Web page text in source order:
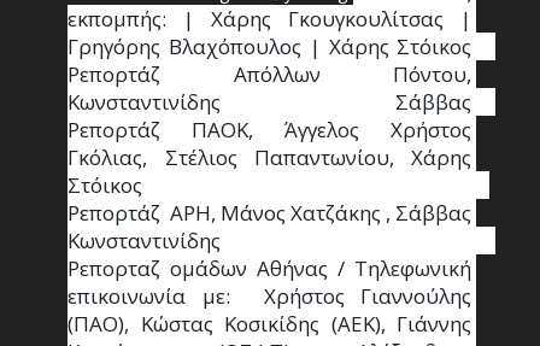
εκπομπής: | Χάρης Γκουγκουλίτσας |
Γρηγόρης Βλαχόπουλος | Χάρης Στόικος
Ρεπορτάζ Απόλλων Πόντου,
Κωνσταντινίδης   Σάββας
Ρεπορτάζ ΠΑΟΚ, Άγγελος Χρήστος
Γκόλιας, Στέλιος Παπαντωνίου, Χάρης
Στόικος
Ρεπορτάζ  ΑΡΗ, Μάνος Χατζάκης , Σάββας
Κωνσταντινίδης
Ρεπορταζ ομάδων Αθήνας / Τηλεφωνική
επικοινωνία με:  Χρήστος Γιαννούλης
(ΠΑΟ), Κώστας Κοσικίδης (ΑΕΚ), Γιάννης